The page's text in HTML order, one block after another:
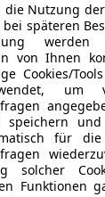
Nutzung
späteren
werden
von Ihnen
Cookies/
und
für
solcher
Funktionen